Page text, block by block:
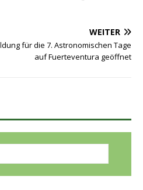
WEITER
für die 7. Astronomischen Tage
auf Fuerteventura geöffnet